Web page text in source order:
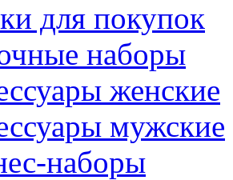
для покупок
наборы
женские
мужские
наборы